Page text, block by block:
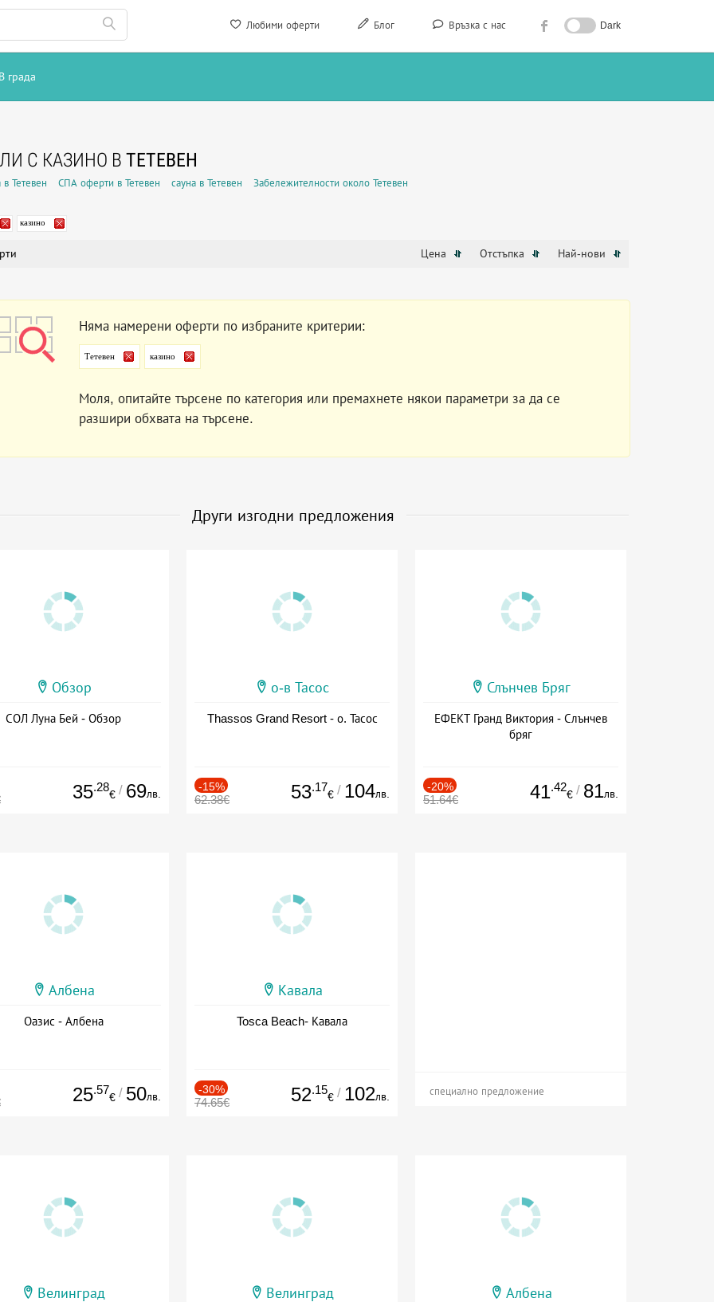
Любими оферти Блог Връзка с нас Dark
В града
С КАЗИНО В ТЕТЕВЕН
Тетевен СПА оферти в Тетевен сауна в Тетевен Забележителности около Тетевен
казино
Цена Отстъпка Най-нови
Няма намерени оферти по избраните критерии:
Тетевен казино
Моля, опитайте търсене по категория или премахнете някои параметри за да се
разшири обхвата на търсене.
Други изгодни предложения
Обзор
СОЛ Луна Бей - Обзор
35.28
€ / 69лв.
о-в Тасос
Thassos Grand Resort - о. Тасос
-15%
62.38€ 53.17
€ / 104лв.
Слънчев Бряг
ЕФЕКТ Гранд Виктория - Слънчев
бряг
-20%
51.64€ 41.42
€ / 81лв.
Албена
Оазис - Албена
25.57
€ / 50лв.
Кавала
Tosca Beach- Кавала
-30%
74.65€ 52.15
€ / 102лв. специално предложение
Велинград Велинград Албена